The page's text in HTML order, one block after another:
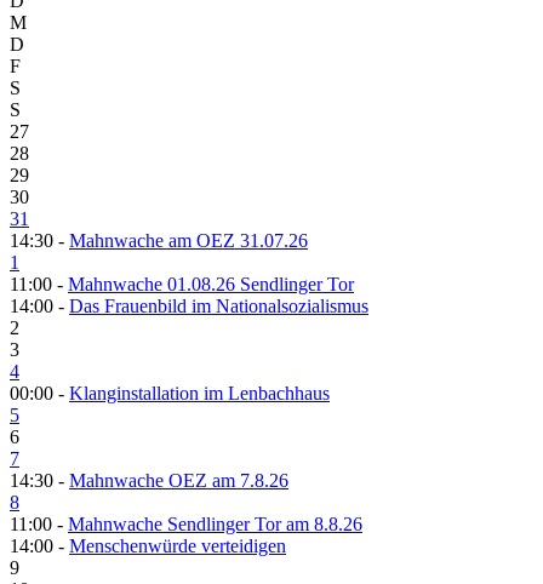
M
D
F
S
S
27
28
29
30
31
14:30 - Mahnwache am OEZ 31.07.26
1
11:00 - Mahnwache 01.08.26 Sendlinger Tor
14:00 - Das Frauenbild im Nationalsozialismus
2
3
4
00:00 - Klanginstallation im Lenbachhaus
5
6
7
14:30 - Mahnwache OEZ am 7.8.26
8
11:00 - Mahnwache Sendlinger Tor am 8.8.26
14:00 - Menschenwürde verteidigen
9